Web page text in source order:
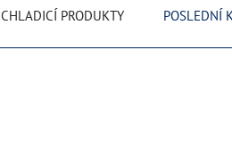
CHLADICÍ PRODUKTY POSLEDNÍ